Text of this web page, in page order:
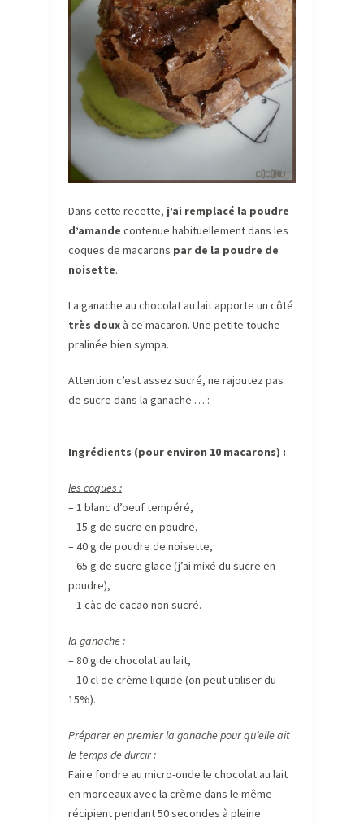
Dans cette recette, j’ai remplacé la poudre
d’amande contenue habituellement dans les
coques de macarons par de la poudre de
noisette.
La ganache au chocolat au lait apporte un côté
très doux à ce macaron. Une petite touche
pralinée bien sympa.
Attention c’est assez sucré, ne rajoutez pas
de sucre dans la ganache … :
Ingrédients (pour environ 10 macarons) :
les coques :
– 1 blanc d’oeuf tempéré,
– 15 g de sucre en poudre,
– 40 g de poudre de noisette,
– 65 g de sucre glace (j’ai mixé du sucre en
poudre),
– 1 càc de cacao non sucré.
la ganache :
– 80 g de chocolat au lait,
– 10 cl de crème liquide (on peut utiliser du
15%).
Préparer en premier la ganache pour qu’elle ait
le temps de durcir :
Faire fondre au micro-onde le chocolat au lait
en morceaux avec la crème dans le même
récipient pendant 50 secondes à pleine